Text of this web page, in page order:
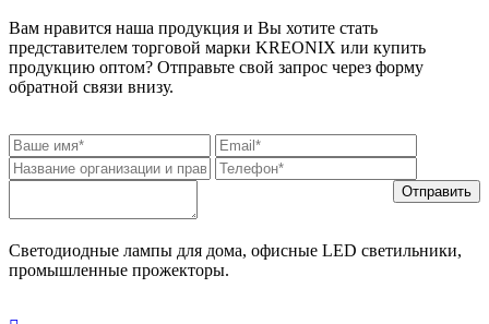
Вам нравится наша продукция и Вы хотите стать
представителем торговой марки KREONIX или купить
продукцию оптом? Отправьте свой запрос через форму
обратной связи внизу.
Отправить
Светодиодные лампы для дома, офисные LED светильники,
промышленные прожекторы.